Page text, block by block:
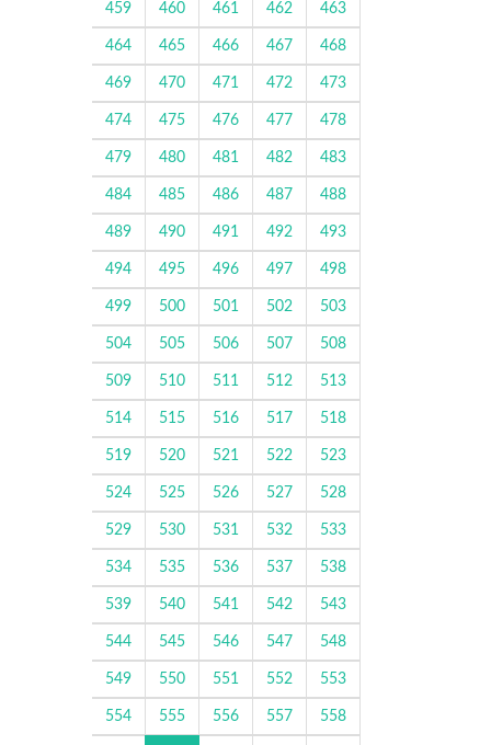
459 460 461 462 463
464 465 466 467 468
469 470 471 472 473
474 475 476 477 478
479 480 481 482 483
484 485 486 487 488
489 490 491 492 493
494 495 496 497 498
499 500 501 502 503
504 505 506 507 508
509 510 511 512 513
514 515 516 517 518
519 520 521 522 523
524 525 526 527 528
529 530 531 532 533
534 535 536 537 538
539 540 541 542 543
544 545 546 547 548
549 550 551 552 553
554 555 556 557 558